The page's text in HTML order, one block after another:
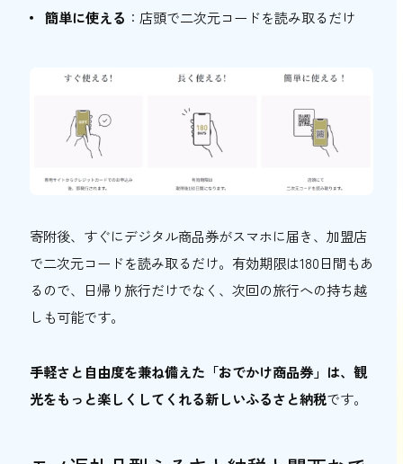
簡単に使える ：店頭で二次元コードを読み取るだけ
寄附後、すぐにデジタル商品券がスマホに届き、加盟店
で二次元コードを読み取るだけ。有効期限は180日間もあ
るので、日帰り旅行だけでなく、次回の旅行への持ち越
しも可能です。
手軽さと自由度を兼ね備えた「おでかけ商品券」は、観
光をもっと楽しくしてくれる新しいふるさと納税です。